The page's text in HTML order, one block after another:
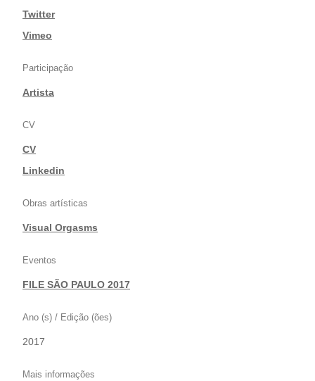
|Twitter
|Vimeo
Participação
Artista
CV
CV
|Linkedin
Obras artísticas
Visual Orgasms
Eventos
FILE SÃO PAULO 2017
Ano (s) / Edição (ões)
2017
Mais informações